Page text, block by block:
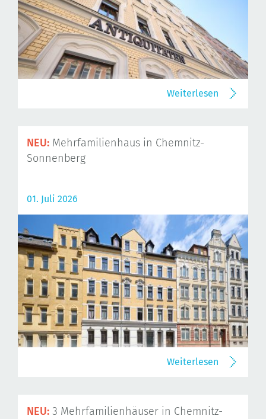
Weiterlesen
NEU: Mehrfamilienhaus in Chemnitz-
Sonnenberg
01. Juli 2026
Weiterlesen
NEU: 3 Mehrfamilienhäuser in Chemnitz-